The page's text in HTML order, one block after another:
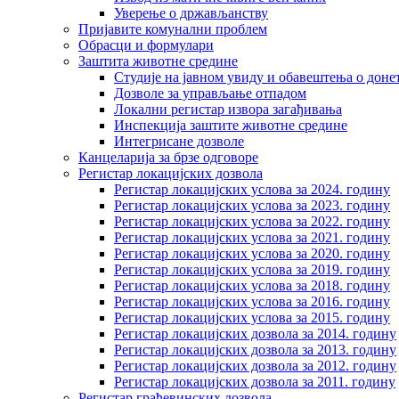
Уверење о држављанству
Пријавите комунални проблем
Обрасци и формулари
Заштита животне средине
Студије на јавном увиду и обавештења о
Дозволе за управљање отпадом
Локални регистар извора загађивања
Инспекција заштите животне средине
Интегрисане дозволе
Канцеларија за брзе одговоре
Регистар локацијских дозвола
Регистар локацијских услова за 2024. годину
Регистар локацијских услова за 2023. годину
Регистар локацијских услова за 2022. годину
Регистар локацијских услова за 2021. годину
Регистар локацијских услова за 2020. годину
Регистар локацијских услова за 2019. годину
Регистар локацијских услова за 2018. годину
Регистар локацијских услова за 2016. годину
Регистар локацијских услова за 2015. годину
Регистар локацијских дозвола за 2014. годину
Регистар локацијских дозвола за 2013. годину
Регистар локацијских дозвола за 2012. годину
Регистар локацијских дозвола за 2011. годину